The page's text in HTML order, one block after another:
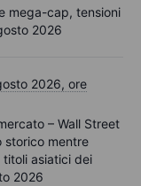
mega-cap, tensioni
2026
2026, ore
– Wall Street
storico mentre
titoli asiatici dei
2026